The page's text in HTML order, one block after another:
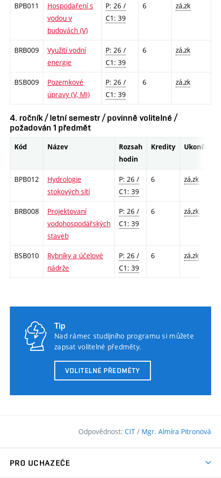
BPB011
Hospodaření s
vodou v
budovách (V)
P: 26 /
C1: 39
6 zá,zk
BRB009
Využití vodní
energie
P: 26 /
C1: 39
6 zá,zk
BSB009
Pozemkové
úpravy (V, MI)
P: 26 /
C1: 39
6 zá,zk
4. ročník / letní semestr / povinně volitelné /
požadován 1 předmět
Kód Název
Rozsah
hodin
Kredity Ukončení
BPB012
Hydrologie
stokových sítí
P: 26 /
C1: 39
6 zá,zk
BRB008
Projektovaní
vodohospodářských
staveb
P: 26 /
C1: 39
6 zá,zk
BSB010
Rybníky a účelové
nádrže
P: 26 /
C1: 39
6 zá,zk
Tip
Nad rámec studijního programu si můžete
zapsat volitelné předměty.
VOLITELNÉ PŘEDMĚTY
Odpovědnost: CIT / Mgr. Almíra Pitronová
PRO UCHAZEČE